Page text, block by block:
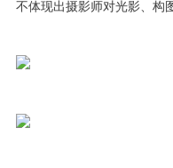
不体现出摄影师对光影、构